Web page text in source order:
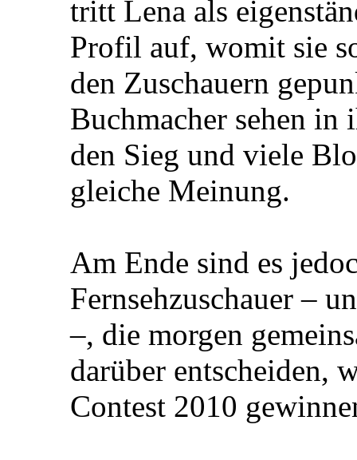
tritt Lena als
Profil auf, womit sie
den Zuschauern
Buchmacher sehen
den Sieg und viele
gleiche Meinung.
Am Ende sind es
Fernsehzuschauer –
–, die morgen
darüber entscheiden,
Contest 2010